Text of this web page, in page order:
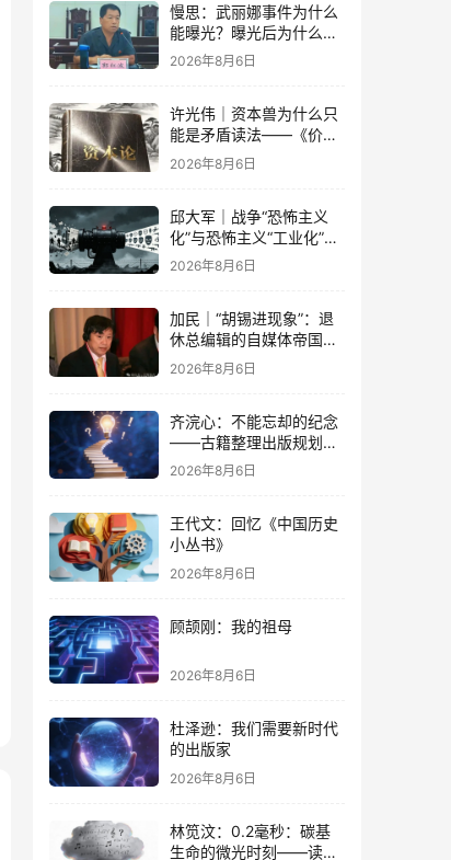
慢思：武丽娜事件为什么
能曝光？曝光后为什么能
大规模被报道？
2026年8月6日
许光伟｜资本兽为什么只
能是矛盾读法——《价值
与危机：〈资本论〉体系
学探赜》解读之六
2026年8月6日
邱大军｜战争“恐怖主义
化”与恐怖主义“工业化”
——2026年混合冲突模式
2026年8月6日
加民｜“胡锡进现象”：退
休总编辑的自媒体帝国与
公私边界之问
2026年8月6日
齐浣心：不能忘却的纪念
——古籍整理出版规划小
组成立六十载记
2026年8月6日
王代文：回忆《中国历史
小丛书》
2026年8月6日
顾颉刚：我的祖母
2026年8月6日
杜泽逊：我们需要新时代
的出版家
2026年8月6日
林笕汶：0.2毫秒：碳基
生命的微光时刻——读邵